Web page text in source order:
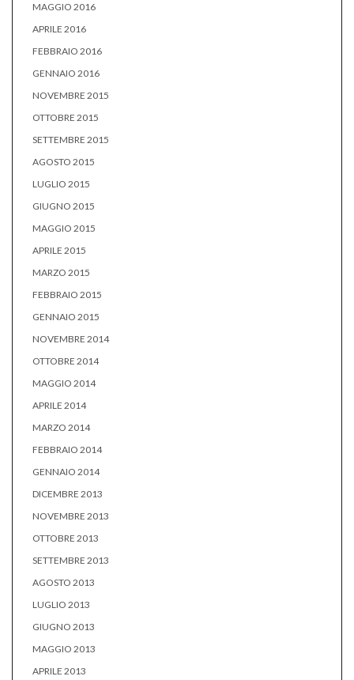
MAGGIO 2016
APRILE 2016
FEBBRAIO 2016
GENNAIO 2016
NOVEMBRE 2015
OTTOBRE 2015
SETTEMBRE 2015
AGOSTO 2015
LUGLIO 2015
GIUGNO 2015
MAGGIO 2015
APRILE 2015
MARZO 2015
FEBBRAIO 2015
GENNAIO 2015
NOVEMBRE 2014
OTTOBRE 2014
MAGGIO 2014
APRILE 2014
MARZO 2014
FEBBRAIO 2014
GENNAIO 2014
DICEMBRE 2013
NOVEMBRE 2013
OTTOBRE 2013
SETTEMBRE 2013
AGOSTO 2013
LUGLIO 2013
GIUGNO 2013
MAGGIO 2013
APRILE 2013